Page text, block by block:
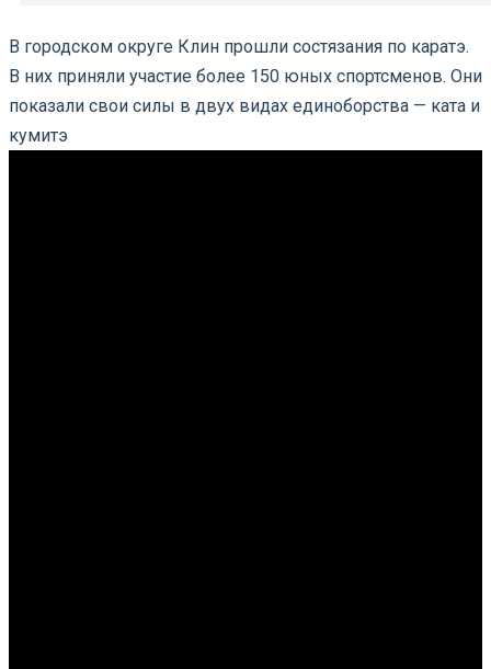
В городском округе Клин прошли состязания по каратэ.
В них приняли участие более 150 юных спортсменов. Они
показали свои силы в двух видах единоборства — ката и
кумитэ